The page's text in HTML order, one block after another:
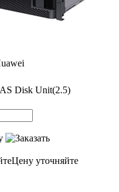
Disk Unit(2.5)
Цену уточняйте